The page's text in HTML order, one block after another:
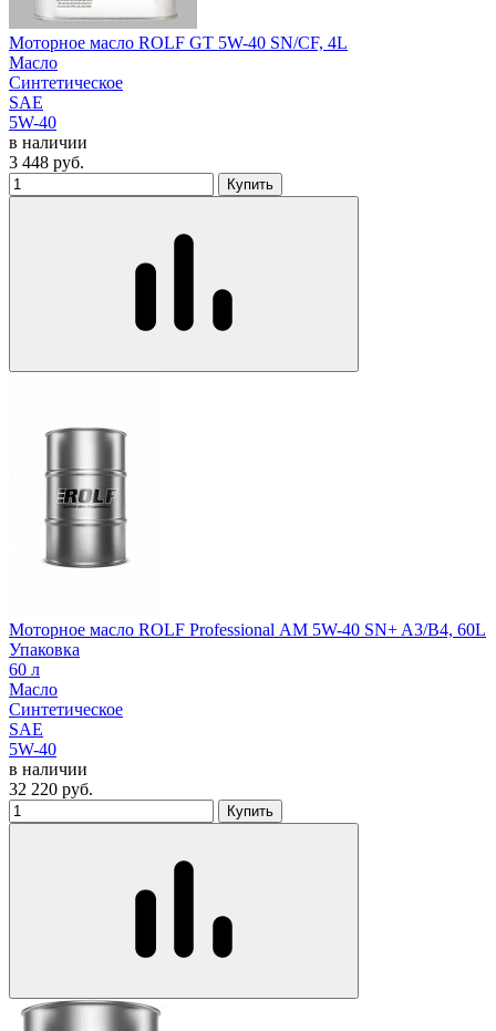
Моторное масло ROLF GT 5W-40 SN/CF, 4L
Масло
Синтетическое
SAE
5W-40
в наличии
3 448 руб.
Купить
Моторное масло ROLF Professional АМ 5W-40 SN+ A3/B4, 60L
Упаковка
60 л
Масло
Синтетическое
SAE
5W-40
в наличии
32 220 руб.
Купить